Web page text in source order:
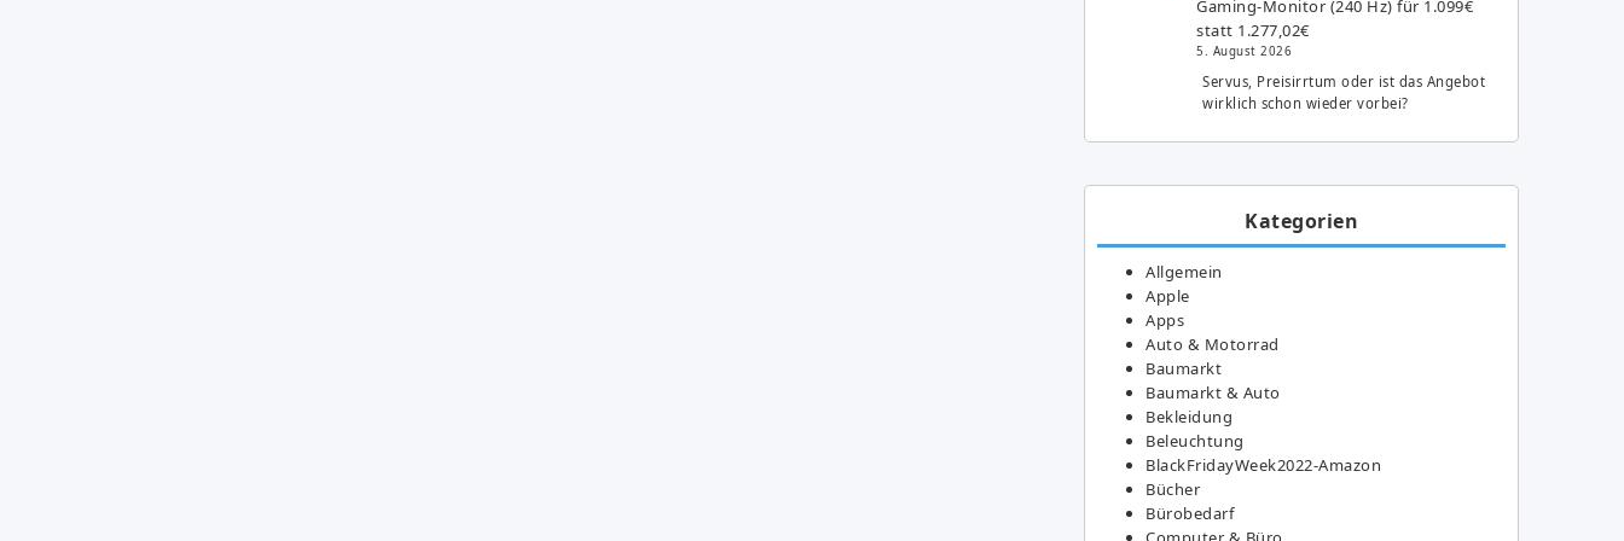
Gaming-Monitor (240 Hz) für 1.099€
statt 1.277,02€
5. August 2026
Servus, Preisirrtum oder ist das Angebot
wirklich schon wieder vorbei?
Kategorien
Allgemein
Apple
Apps
Auto & Motorrad
Baumarkt
Baumarkt & Auto
Bekleidung
Beleuchtung
BlackFridayWeek2022-Amazon
Bücher
Bürobedarf